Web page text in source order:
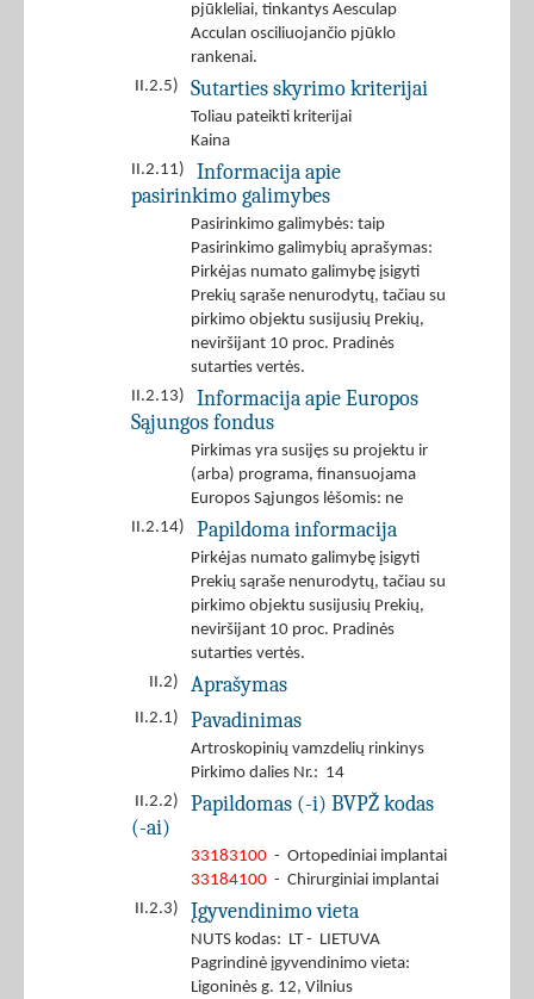
pjūkleliai, tinkantys Aesculap
Acculan osciliuojančio pjūklo
rankenai.
II.2.5)
Sutarties skyrimo kriterijai
Toliau pateikti kriterijai
Kaina
II.2.11)
Informacija apie
pasirinkimo galimybes
Pasirinkimo galimybės: taip
Pasirinkimo galimybių aprašymas:
Pirkėjas numato galimybę įsigyti
Prekių sąraše nenurodytų, tačiau su
pirkimo objektu susijusių Prekių,
neviršijant 10 proc. Pradinės
sutarties vertės.
II.2.13)
Informacija apie Europos
Sąjungos fondus
Pirkimas yra susijęs su projektu ir
(arba) programa, finansuojama
Europos Sąjungos lėšomis: ne
II.2.14)
Papildoma informacija
Pirkėjas numato galimybę įsigyti
Prekių sąraše nenurodytų, tačiau su
pirkimo objektu susijusių Prekių,
neviršijant 10 proc. Pradinės
sutarties vertės.
II.2)
Aprašymas
II.2.1) Pavadinimas
Artroskopinių vamzdelių rinkinys
Pirkimo dalies Nr.: 14
II.2.2)
Papildomas (-i) BVPŽ kodas
(-ai)
33183100 - Ortopediniai implantai
33184100 - Chirurginiai implantai
II.2.3)
Įgyvendinimo vieta
NUTS kodas: LT - LIETUVA
Pagrindinė įgyvendinimo vieta:
Ligoninės g. 12, Vilnius